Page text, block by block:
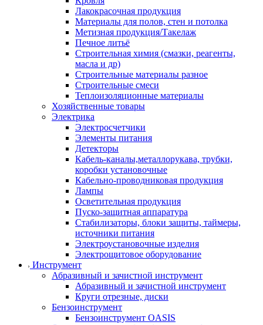
Лакокрасочная продукция
Материалы для полов, стен и потолка
Метизная продукция/Такелаж
Печное литьё
Строительная химия (смазки, реагенты,
масла и др)
Строительные материалы разное
Строительные смеси
Теплоизоляционные материалы
Хозяйственные товары
Электрика
Электросчетчики
Элементы питания
Детекторы
Кабель-каналы,металлорукава, трубки,
коробки установочные
Кабельно-проводниковая продукция
Лампы
Осветительная продукция
Пуско-защитная аппаратура
Стабилизаторы, блоки защиты, таймеры,
источники питания
Электроустановочные изделия
Электрощитовое оборудование
Инструмент
Абразивный и зачистной инструмент
Абразивный и зачистной инструмент
Круги отрезные, диски
Бензоинструмент
Бензоинструмент OASIS